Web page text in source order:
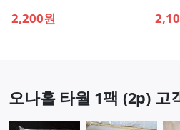
2,200원
오나홀 타월 1팩 (2p) 고